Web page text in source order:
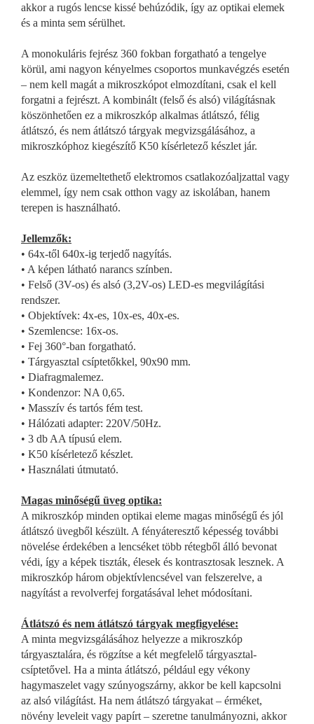
akkor a rugós lencse kissé behúzódik, így az optikai elemek
és a minta sem sérülhet.
A monokuláris fejrész 360 fokban forgatható a tengelye
körül, ami nagyon kényelmes csoportos munkavégzés esetén
– nem kell magát a mikroszkópot elmozdítani, csak el kell
forgatni a fejrészt. A kombinált (felső és alsó) világításnak
köszönhetően ez a mikroszkóp alkalmas átlátszó, félig
átlátszó, és nem átlátszó tárgyak megvizsgálásához, a
mikroszkóphoz kiegészítő K50 kísérletező készlet jár.
Az eszköz üzemeltethető elektromos csatlakozóaljzattal vagy
elemmel, így nem csak otthon vagy az iskolában, hanem
terepen is használható.
Jellemzők:
• 64x-től 640x-ig terjedő nagyítás.
• A képen látható narancs színben.
• Felső (3V-os) és alsó (3,2V-os) LED-es megvilágítási
rendszer.
• Objektívek: 4x-es, 10x-es, 40x-es.
• Szemlencse: 16x-os.
• Fej 360°-ban forgatható.
• Tárgyasztal csíptetőkkel, 90x90 mm.
• Diafragmalemez.
• Kondenzor: NA 0,65.
• Masszív és tartós fém test.
• Hálózati adapter: 220V/50Hz.
• 3 db AA típusú elem.
• K50 kísérletező készlet.
• Használati útmutató.
Magas minőségű üveg optika:
A mikroszkóp minden optikai eleme magas minőségű és jól
átlátszó üvegből készült. A fényáteresztő képesség további
növelése érdekében a lencséket több rétegből álló bevonat
védi, így a képek tiszták, élesek és kontrasztosak lesznek. A
mikroszkóp három objektívlencsével van felszerelve, a
nagyítást a revolverfej forgatásával lehet módosítani.
Átlátszó és nem átlátszó tárgyak megfigyelése:
A minta megvizsgálásához helyezze a mikroszkóp
tárgyasztalára, és rögzítse a két megfelelő tárgyasztal-
csíptetővel. Ha a minta átlátszó, például egy vékony
hagymaszelet vagy szúnyogszárny, akkor be kell kapcsolni
az alsó világítást. Ha nem átlátszó tárgyakat – érméket,
növény leveleit vagy papírt – szeretne tanulmányozni, akkor